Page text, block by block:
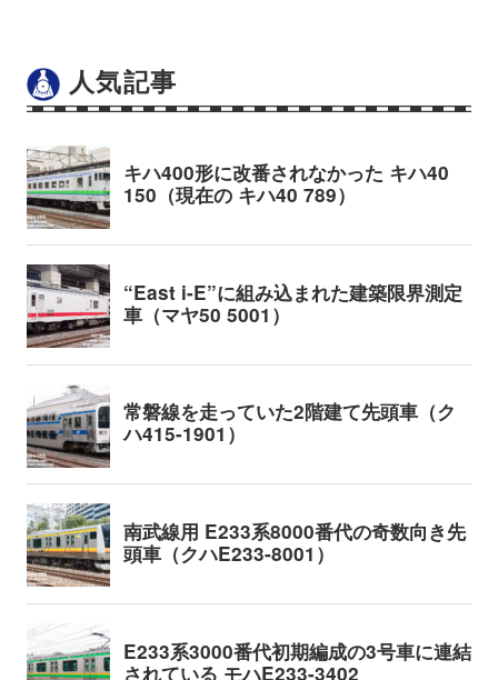
人気記事